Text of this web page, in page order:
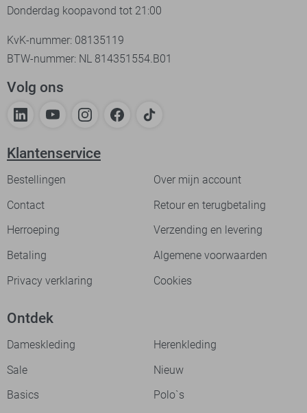
Donderdag koopavond tot 21:00
KvK-nummer: 08135119
BTW-nummer: NL 814351554.B01
Volg ons
Klantenservice
Bestellingen
Over mijn account
Contact
Retour en terugbetaling
Herroeping
Verzending en levering
Betaling
Algemene voorwaarden
Privacy verklaring
Cookies
Ontdek
Dameskleding
Herenkleding
Sale
Nieuw
Basics
Polo`s